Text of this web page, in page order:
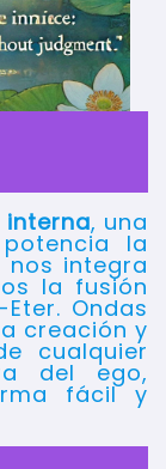
, una
la
nos integra
la fusión
Ondas
creación y
cualquier
del ego,
fácil y